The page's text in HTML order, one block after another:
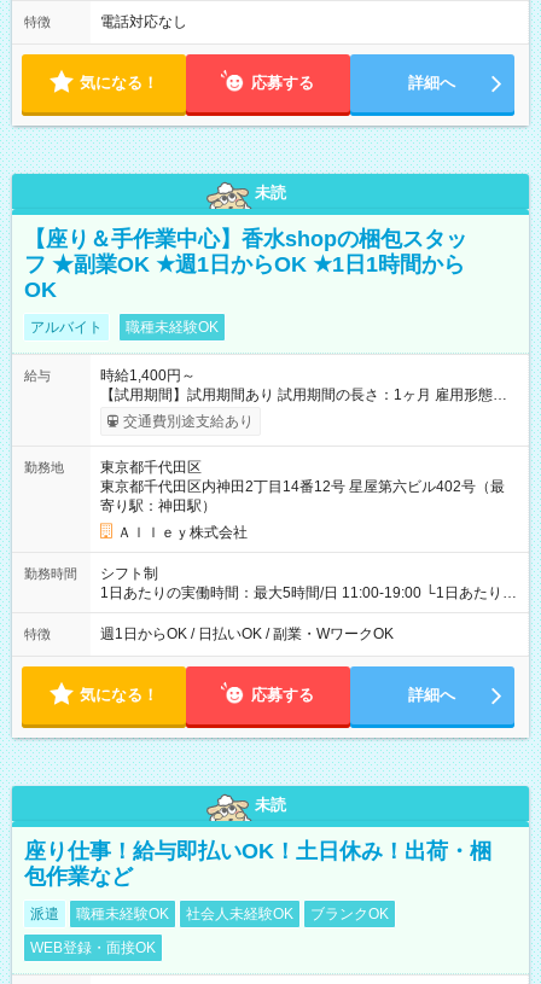
特徴 電話対応なし
気になる！ 応募する 詳細へ
未読
【座り＆手作業中心】香水shopの梱包スタッ
フ ★副業OK ★週1日からOK ★1日1時間から
OK
アルバイト 職種未経験OK
給与
時給1,400円～
【試用期間】試用期間あり 試用期間の長さ：1ヶ月 雇用形態、
給与は本採用時と同じです。
交通費別途支給あり
勤務地
東京都千代田区
東京都千代田区内神田2丁目14番12号 星屋第六ビル402号（最
寄り駅：神田駅）
Ａｌｌｅｙ株式会社
勤務時間
シフト制
1日あたりの実働時間：最大5時間/日 11:00-19:00 └1日あたりの
実働時間：1-5時間 └上記の時間帯内であれば、いつでも勤務可
能！ └平日・土曜日の中で、お好きな曜日でご勤務いただけま
18:00 などのように、自由な働き方が可能なお仕事です！
特徴 週1日からOK / 日払いOK / 副業・WワークOK
気になる！ 応募する 詳細へ
未読
座り仕事！給与即払いOK！土日休み！出荷・梱
包作業など
派遣 職種未経験OK 社会人未経験OK
ブランクOK
WEB登録・面接OK